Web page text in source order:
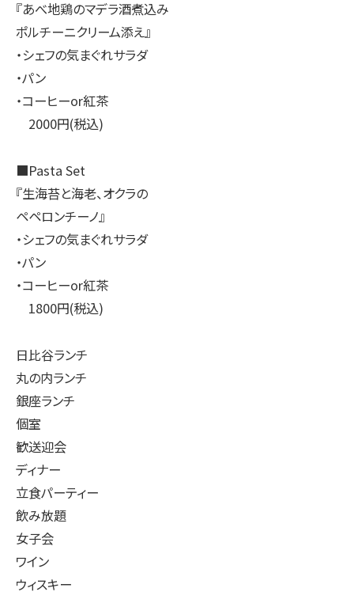
『あべ地鶏のマデラ酒煮込み
ポルチーニクリーム添え』
・シェフの気まぐれサラダ
・パン
・コーヒーor紅茶
2000円(税込)
■Pasta Set
『生海苔と海老、オクラの
ペペロンチーノ』
・シェフの気まぐれサラダ
・パン
・コーヒーor紅茶
1800円(税込)
日比谷ランチ
丸の内ランチ
銀座ランチ
個室
歓送迎会
ディナー
立食パーティー
飲み放題
女子会
ワイン
ウィスキー